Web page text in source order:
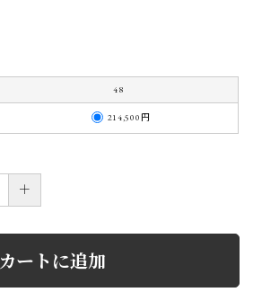
48
214,500円
＋
カートに追加